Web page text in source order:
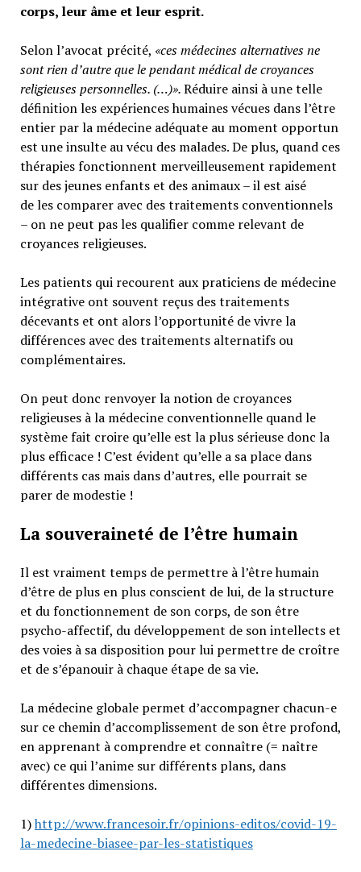
corps, leur âme et leur esprit.
Selon l’avocat précité, «ces médecines alternatives ne
sont rien d’autre que le pendant médical de croyances
religieuses personnelles. (…)».Réduire ainsi à une telle
définition les expériences humaines vécues dans l’être
entier par la médecine adéquate au moment opportun
est une insulte au vécu des malades. De plus, quand ces
thérapies fonctionnent merveilleusement rapidement
sur des jeunes enfants et des animaux – il est aisé
de les comparer avec des traitements conventionnels
– on ne peut pas les qualifier comme relevant de
croyances religieuses.
Les patients qui recourent aux praticiens de médecine
intégrative ont souvent reçus des traitements
décevants et ont alors l’opportunité de vivre la
différences avec des traitements alternatifs ou
complémentaires.
On peut donc renvoyer la notion de croyances
religieuses à la médecine conventionnelle quand le
système fait croire qu’elle est la plus sérieuse donc la
plus efficace ! C’est évident qu’elle a sa place dans
différents cas mais dans d’autres, elle pourrait se
parer de modestie !
La souveraineté de l’être humain
Il est vraiment temps de permettre à l’être humain
d’être de plus en plus conscient de lui, de la structure
et du fonctionnement de son corps, de son être
psycho-affectif, du développement de son intellects et
des voies à sa disposition pour lui permettre de croître
et de s’épanouir à chaque étape de sa vie.
La médecine globale permet d’accompagner chacun-e
sur ce chemin d’accomplissement de son être profond,
en apprenant à comprendre et connaître (= naître
avec) ce qui l’anime sur différents plans, dans
différentes dimensions.
1)http://www.francesoir.fr/opinions-editos/covid-19-
la-medecine-biasee-par-les-statistiques